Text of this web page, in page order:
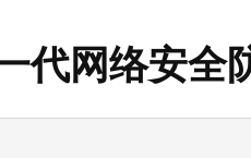
立讯精
代网络安全